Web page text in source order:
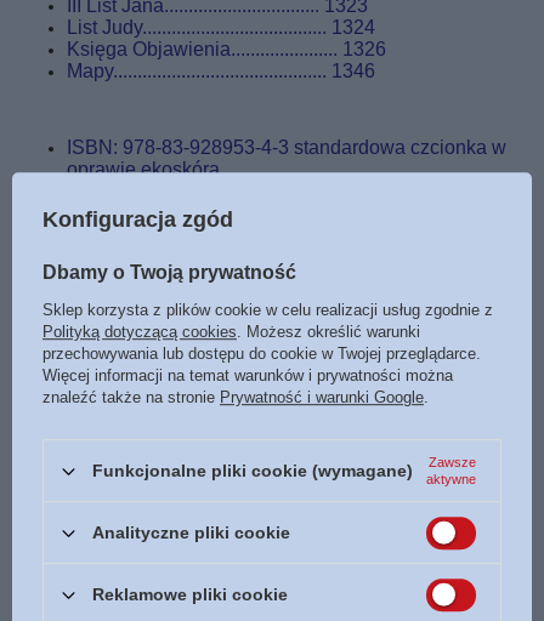
III List Jana................................ 1323
List Judy...................................... 1324
Księga Objawienia...................... 1326
Mapy............................................ 1346
ISBN: 978-83-928953-4-3 standardowa czcionka w
oprawie ekoskóra
oprawie ekoskóra
ISBN: 978-83-928953-6-7 szerokie marginesy w
ISBN: 978-83-928953-7-4 standardowa czcionka w
oprawie skórzanej
ISBN: 978-83-928953-8-1 powiększona czcionka w
oprawie skórzanej
ISBN: 978-83-928953-9-8 szerokie marginesy w
oprawie skórzanej
DO POBRANIA
Konfiguracja zgód
Dbamy o Twoją prywatność
Sklep korzysta z plików cookie w celu realizacji usług zgodnie z
Polityką dotyczącą cookies. Możesz określić warunki
przechowywania lub dostępu do cookie w Twojej przeglądarce.
Więcej informacji na temat warunków i prywatności można
znaleźć także na stronie Prywatność i warunki Google.
Funkcjonalne pliki cookie (wymagane)
Zawsze
aktywne
Analityczne pliki cookie
Reklamowe pliki cookie